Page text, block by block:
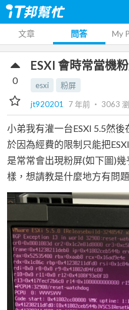
文章 問答 My
ESXI 會時常當機
esxi
粉屏
jt920201
7 年前 ‧ 3063
0
小弟我有灌一台ESXI 5.5然
於因為經費的限制只能把
是常常會出現粉屏(如下圖)
樣，想請教是什麼地方有問題